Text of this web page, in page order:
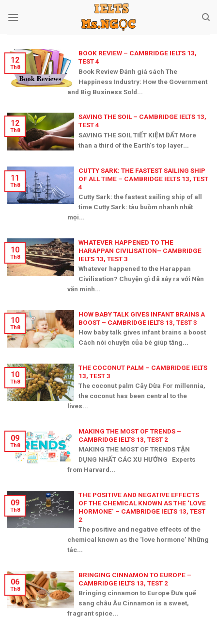
BOOK REVIEW – CAMBRIDGE IELTS 13,
TEST 4
Book Review Đánh giá sách The
Happiness Industry: How the Government
and Big Business Sold...
12
Th8
SAVING THE SOIL – CAMBRIDGE IELTS 13,
TEST 4
SAVING THE SOIL TIẾT KIỆM ĐẤT More
than a third of the Earth’s top layer...
12
Th8
CUTTY SARK: THE FASTEST SAILING SHIP
OF ALL TIME – CAMBRIDGE IELTS 13, TEST
4
Cutty Sark: the fastest sailing ship of all
time Cutty Sark: tàu buồm nhanh nhất
mọi...
11
Th8
WHATEVER HAPPENED TO THE
HARAPPAN CIVILISATION– CAMBRIDGE
IELTS 13, TEST 3
Whatever happened to the Harappan
Civilisation? Chuyện gì đã xảy ra với Nền
văn minh...
10
Th8
HOW BABY TALK GIVES INFANT BRAINS A
BOOST – CAMBRIDGE IELTS 13, TEST 3
How baby talk gives infant brains a boost
Cách nói chuyện của bé giúp tăng...
10
Th8
THE COCONUT PALM – CAMBRIDGE IELTS
13, TEST 3
The coconut palm Cây Dừa For millennia,
the coconut has been central to the
lives...
10
Th8
MAKING THE MOST OF TRENDS –
CAMBRIDGE IELTS 13, TEST 2
MAKING THE MOST OF TRENDS TẬN
DỤNG NHẤT CÁC XU HƯỚNG Experts
from Harvard...
09
Th8
THE POSITIVE AND NEGATIVE EFFECTS
OF THE CHEMICAL KNOWN AS THE ‘LOVE
HORMONE’ – CAMBRIDGE IELTS 13, TEST
2
The positive and negative effects of the
chemical known as the ‘love hormone’ Những
tác...
09
Th8
BRINGING CINNAMON TO EUROPE –
CAMBRIDGE IELTS 13, TEST 2
Bringing cinnamon to Europe Đưa quế
sang châu Âu Cinnamon is a sweet,
fragrant spice...
06
Th8